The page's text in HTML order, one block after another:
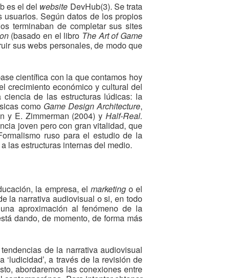
es el del website DevHub(3). Se trata
usuarios. Según datos de los propios
terminaban de completar sus sites
(basado en el libro The Art of Game
sus webs personales, de modo que
científica con la que contamos hoy
crecimiento económico y cultural del
de las estructuras lúdicas: la
como Game Design Architecture,
y E. Zimmerman (2004) yHalf-Real.
joven pero con gran vitalidad, que
ruso para el estudio de la
las estructuras internas del medio.
la empresa, el marketing o el
la narrativa audiovisual o si, en todo
aproximación al fenómeno de la
dando, de momento, de forma más
de la narrativa audiovisual
a través de la revisión de
abordaremos las conexiones entre